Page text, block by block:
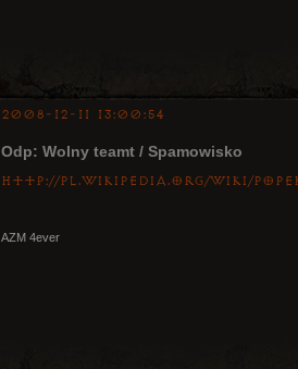
2008-12-11 13:00:54
Odp: Wolny teamt / Spamowisko
http://pl.wikipedia.org/wiki/
AZM 4ever